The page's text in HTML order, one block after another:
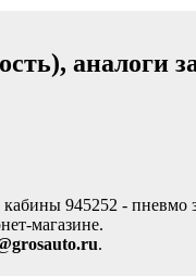
аналоги
945252 - пневмо
магазине.
.